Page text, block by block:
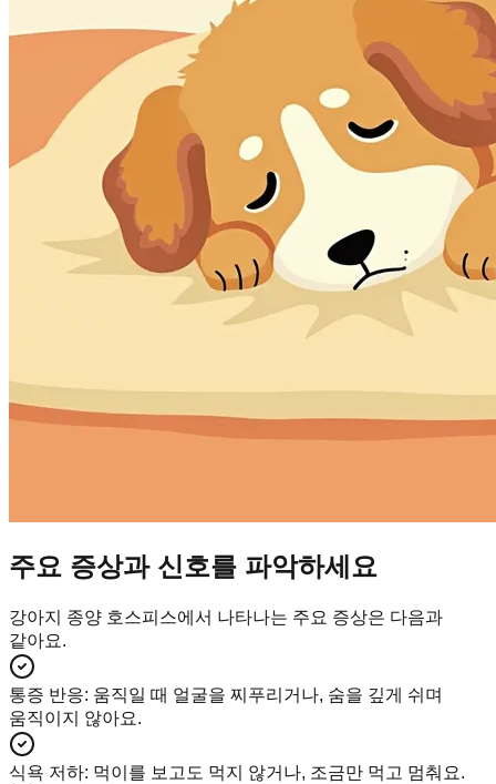
주요 증상과 신호를 파악하세요
강아지 종양 호스피스에서 나타나는 주요 증상은 다음과
같아요.
통증 반응: 움직일 때 얼굴을 찌푸리거나, 숨을 깊게 쉬며
움직이지 않아요.
식욕 저하: 먹이를 보고도 먹지 않거나, 조금만 먹고 멈춰요.